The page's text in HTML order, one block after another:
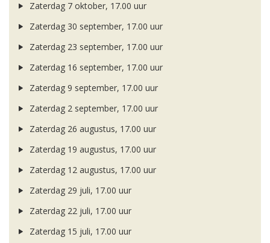
Zaterdag 7 oktober, 17.00 uur
Zaterdag 30 september, 17.00 uur
Zaterdag 23 september, 17.00 uur
Zaterdag 16 september, 17.00 uur
Zaterdag 9 september, 17.00 uur
Zaterdag 2 september, 17.00 uur
Zaterdag 26 augustus, 17.00 uur
Zaterdag 19 augustus, 17.00 uur
Zaterdag 12 augustus, 17.00 uur
Zaterdag 29 juli, 17.00 uur
Zaterdag 22 juli, 17.00 uur
Zaterdag 15 juli, 17.00 uur